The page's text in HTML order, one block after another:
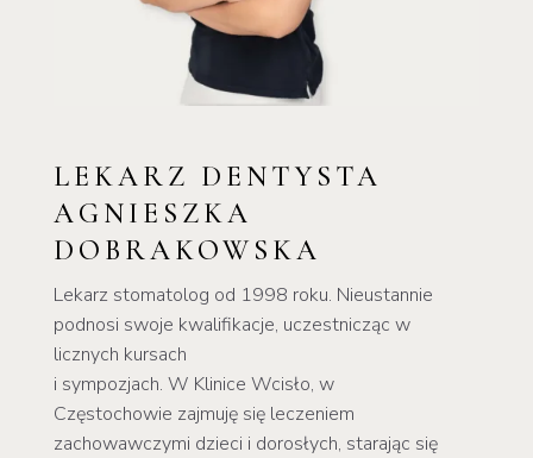
LEKARZ DENTYSTA
AGNIESZKA
DOBRAKOWSKA
Lekarz stomatolog od 1998 roku. Nieustannie
podnosi swoje kwalifikacje, uczestnicząc w
licznych kursach
i sympozjach. W Klinice Wcisło, w
Częstochowie zajmuję się leczeniem
zachowawczymi dzieci i dorosłych, starając się